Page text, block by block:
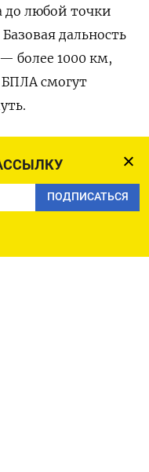
ПОДПИСАТЬСЯ
до любой точки
дальность
более 1000 км,
смогут
дроны,
Сибири